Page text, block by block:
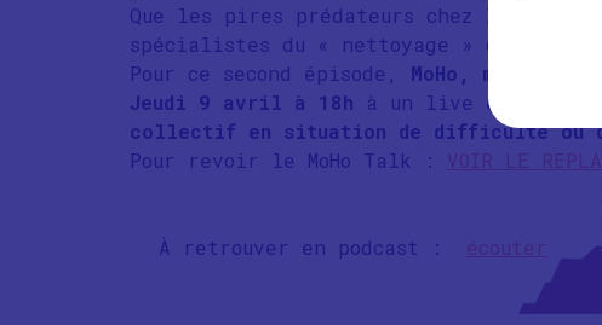
Que les pires prédateurs chez les
spécialistes du « nettoyage » dans une
Pour ce second épisode, MoHo,
Jeudi 9 avril à 18h à un live
collectif en situation de difficulté ou
Pour revoir le MoHo Talk : VOIR LE
À retrouver en podcast : écouter